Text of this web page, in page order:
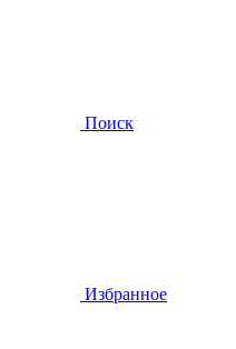
Поиск
Избранное